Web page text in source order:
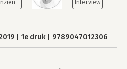
1e druk 9789047012306